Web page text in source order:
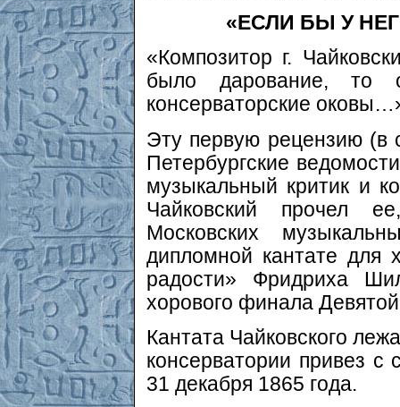
«ЕСЛИ БЫ У
«Композитор г.
было дарование, то
консерваторские
Эту первую рецензию (в
Петербургские
музыкальный критик и
Чайковский прочел
Московских
дипломной кантате для
радости» Фридриха
хорового финала
Кантата Чайковского
консерватории привез
31 декабря 1865 года.